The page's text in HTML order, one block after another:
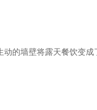
的墙壁将露天餐饮变